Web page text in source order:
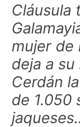
Cláusula
mujer de
deja a su
Cerdán
de 1.050